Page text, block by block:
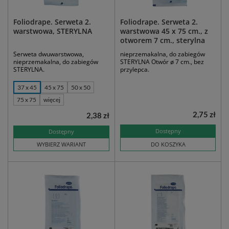
Foliodrape. Serweta 2.
warstwowa, STERYLNA
Serweta dwuwarstwowa,
nieprzemakalna, do zabiegów
STERYLNA.
37 x 45 45 x 75
50 x 50
75 x 75
więcej
Dostępny
WYBIERZ WARIANT
2,38 zł
Foliodrape. Serweta 2.
warstwowa 45 x 75 cm., z
otworem 7 cm., sterylna
nieprzemakalna, do zabiegów
STERYLNA Otwór ø 7 cm., bez
przylepca.
Dostępny
DO KOSZYKA
2,75 zł